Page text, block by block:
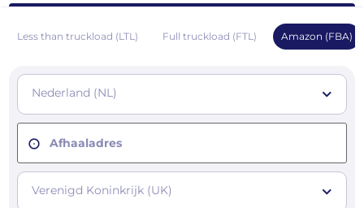
Less than truckload (LTL) Full truckload (FTL) Amazon (FBA)
Nederland (NL)
Afhaaladres
Verenigd Koninkrijk (UK)